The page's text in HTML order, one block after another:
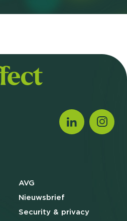
AVG
Nieuwsbrief
Security & privacy